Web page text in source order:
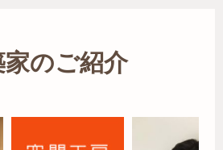
家のご紹介